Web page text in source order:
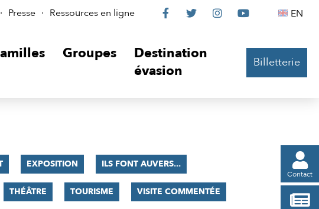
Presse Ressources en ligne
Le
sur

Le

Le

Le
 EN
Groupes
Destination
évasion
Billetterie

Contact

EXPOSITION ILS FONT AUVERS...
THÉÂTRE TOURISME VISITE COMMENTÉE